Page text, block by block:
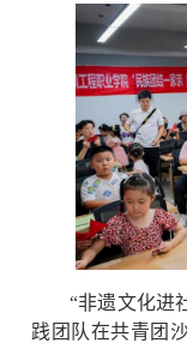
“非遗文化进
践团队在共青团